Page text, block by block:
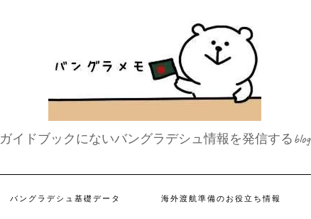
ガイドブックにないバングラデシュ情報を発信するblog
バングラデシュ基礎データ 海外渡航準備のお役立ち情報